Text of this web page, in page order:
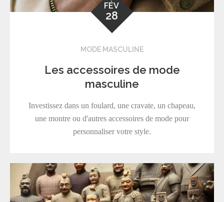
FÉV
28
MODE MASCULINE
Les accessoires de mode
masculine
Investissez dans un foulard, une cravate, un chapeau,
une montre ou d'autres accessoires de mode pour
personnaliser votre style.